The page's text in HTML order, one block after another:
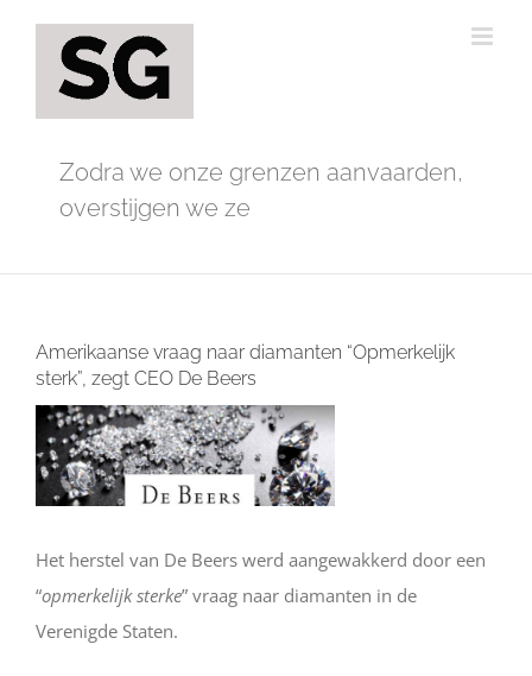
Zodra we onze grenzen aanvaarden,
overstijgen we ze
Amerikaanse vraag naar diamanten “Opmerkelijk
sterk”, zegt CEO De Beers
Bekijk
grotere
afbeelding
Het herstel van De Beers werd aangewakkerd door een
“opmerkelijk sterke” vraag naar diamanten in de
Verenigde Staten.